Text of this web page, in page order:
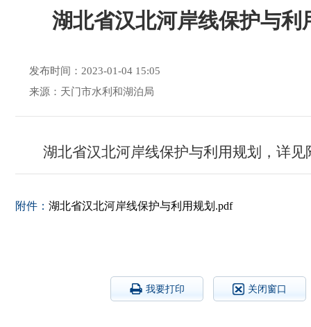
湖北省汉北河岸线保护与利
发布时间：2023-01-04 15:05
来源：天门市水利和湖泊局
湖北省汉北河岸线保护与利用规划，详见
附件： 湖北省汉北河岸线保护与利用规划.pdf
我要打印 关闭窗口